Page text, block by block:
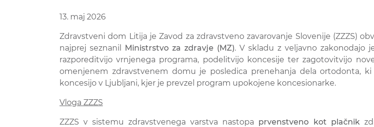
13. maj 2026
Zdravstveni dom Litija je Zavod za zdravstveno zavarovanje Slovenije (ZZZS)
najprej seznanil Ministrstvo za zdravje (MZ). V skladu z veljavno zakonodajo
razporeditvijo vrnjenega programa, podelitvijo koncesije ter zagotovitvijo
omenjenem zdravstvenem domu je posledica prenehanja dela ortodonta,
koncesijo v Ljubljani, kjer je prevzel program upokojene koncesionarke.
Vloga ZZZS
ZZZS v sistemu zdravstvenega varstva nastopa prvenstveno kot plačnik